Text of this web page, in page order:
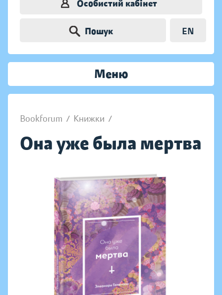
Особистий кабінет
Пошук EN
Меню
Bookforum / Книжки /
Она уже была мертва